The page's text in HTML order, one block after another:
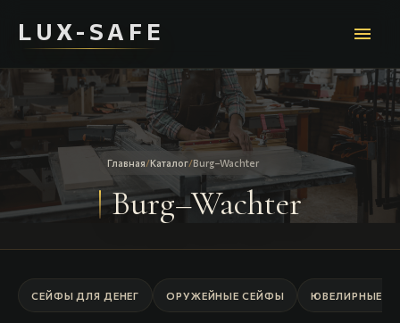
LUX-SAFE menu
Главная/Каталог/Burg–Wachter
Burg–Wachter
СЕЙФЫ ДЛЯ ДЕНЕГ ОРУЖЕЙНЫЕ СЕЙФЫ ЮВЕЛИРНЫЕ